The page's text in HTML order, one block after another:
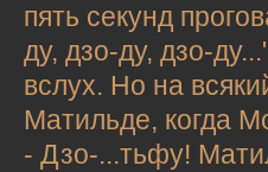
пять секунд
ду, дзо-ду, дзо-
вслух. Но на
Матильде, когда
- Дзо-...тьфу!